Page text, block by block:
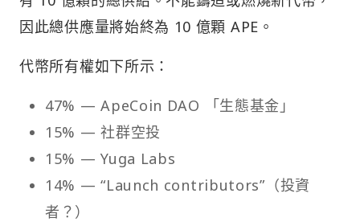
因此總供應量將始終為 10 億顆 APE。
代幣所有權如下所示：
47% — ApeCoin DAO 「生態基金」
15% — 社群空投
15% — Yuga Labs
14% — “Launch contributors”（投資
者？）